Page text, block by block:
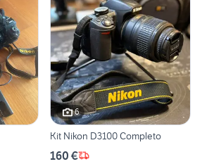
6
Kit Nikon D3100 Completo
160 €